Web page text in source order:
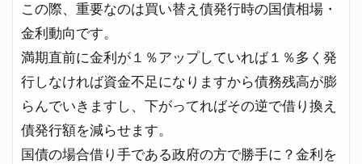
この際、重要なのは買い替え債発行時の国債相場・
金利動向です。
満期直前に金利が１％アップしていれば１％多く発
行しなければ資金不足になりますから債務残高が膨
らんでいきますし、下がってればその逆で借り換え
債発行額を減らせます。
国債の場合借り手である政府の方で勝手に？金利を